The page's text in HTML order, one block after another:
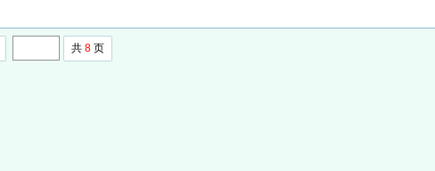
共 8 页